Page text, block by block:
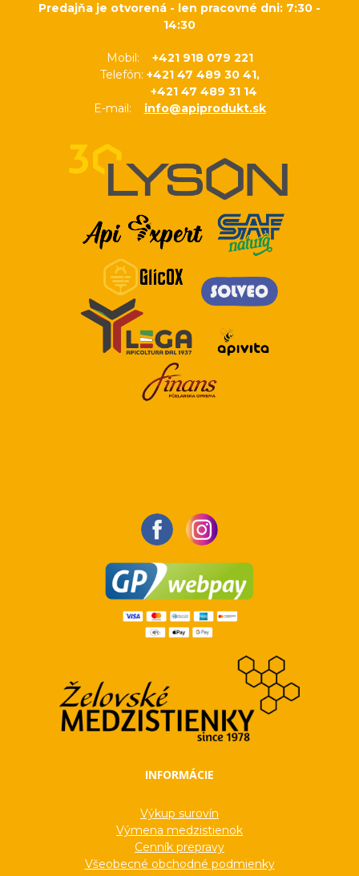
Predajňa je otvorená - len pracovné dni: 7:30 -
14:30
Mobil: +421 918 079 221
Telefón: +421 47 489 30 41,
+421 47 489 31 14
E-mail: info@apiprodukt.sk
INFORMÁCIE
Výkup surovín
Výmena medzistienok
Cenník prepravy
Všeobecné obchodné podmienky